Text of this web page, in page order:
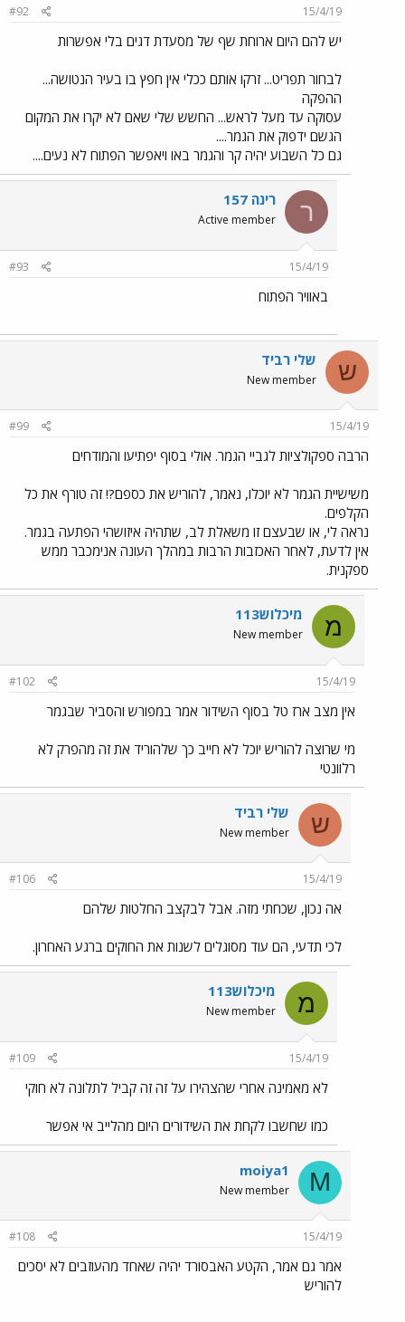
15/4/19
#92
יש להם היום ארוחת שף של מסעדת דגים בלי אפשרות
לבחור תפריט... זרקו אותם ככלי אין חפץ בו בעיר הנטושה...
ההפקה
עסוקה עד מעל לראש... החשש שלי שאם לא יקרו את המקום
הגשם ידפוק את הגמר....
גם כל השבוע יהיה קר והגמר באו ויאפשר הפתוח לא נעים....
ר רינה 157
Active member
15/4/19
#93
באוויר הפתוח
ש שלי רביד
New member
15/4/19
#99
הרבה ספקולציות לגביי הגמר. אולי בסוף יפתיעו והמודחים
משישיית הגמר לא יוכלו, נאמר, להוריש את כספם?! זה טורף את כל
הקלפים.
נראה לי, או שבעצם זו משאלת לב, שתהיה איזושהי הפתעה בגמר.
אין לדעת, לאחר האכזבות הרבות במהלך העונה אנימכבר ממש
ספקנית.
מ מיכלוש113
New member
15/4/19
#102
אין מצב ארז טל בסוף השידור אמר במפורש והסביר שבגמר
מי שרוצה להוריש יוכל לא חייב כך שלהוריד את זה מהפרק לא
רלוונטי
ש שלי רביד
New member
15/4/19
#106
אה נכון, שכחתי מזה. אבל לבקצב החלטות שלהם
לכי תדעי, הם עוד מסוגלים לשנות את החוקים ברגע האחרון.
מ מיכלוש113
New member
15/4/19
#109
לא מאמינה אחרי שהצהירו על זה זה קביל לתלונה לא חוקי
כמו שחשבו לקחת את השידורים היום מהלייב אי אפשר
M
moiya1
New member
15/4/19
#108
אמר גם אמר, הקטע האבסורד יהיה שאחד מהעוזבים לא יסכים
להוריש